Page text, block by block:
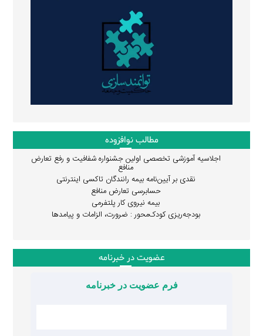
مطالب نوافزوده
اجلاسیه آموزشی تخصصی اولین جشنواره شفافیت و رفع تعارض
منافع
نقدی بر آیین‌نامه بیمه رانندگان تاکسی اینترنتی
حسابرسی تعارض منافع
بیمه نیروی کار پلتفرمی
بودجه‌ریزی کودک‌محور : ضرورت، الزامات و پیامدها
عضویت در خبرنامه
فرم عضویت در خبرنامه